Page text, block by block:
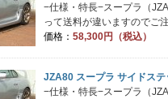
−仕様・特長−スープラ（
って送料が違いますのでご
価格： 58,300円（税込）
JZA80 スープラ サイドステ
−仕様・特長−スープラ（